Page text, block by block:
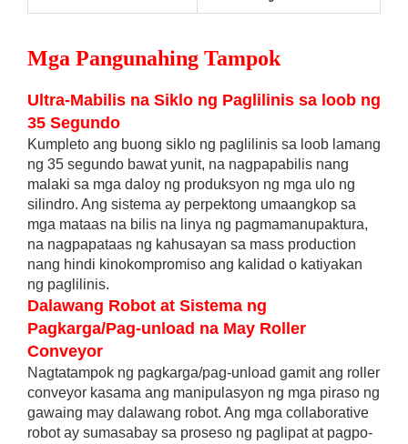
Mga Pangunahing Tampok
Ultra-Mabilis na Siklo ng Paglilinis sa loob ng
35 Segundo
Kumpleto ang buong siklo ng paglilinis sa loob lamang
ng 35 segundo bawat yunit, na nagpapabilis nang
malaki sa mga daloy ng produksyon ng mga ulo ng
silindro. Ang sistema ay perpektong umaangkop sa
mga mataas na bilis na linya ng pagmamanupaktura,
na nagpapataas ng kahusayan sa mass production
nang hindi kinokompromiso ang kalidad o katiyakan
ng paglilinis.
Dalawang Robot at Sistema ng
Pagkarga/Pag-unload na May Roller
Conveyor
Nagtatampok ng pagkarga/pag-unload gamit ang roller
conveyor kasama ang manipulasyon ng mga piraso ng
gawaing may dalawang robot. Ang mga collaborative
robot ay sumasabay sa proseso ng paglipat at pagpo-